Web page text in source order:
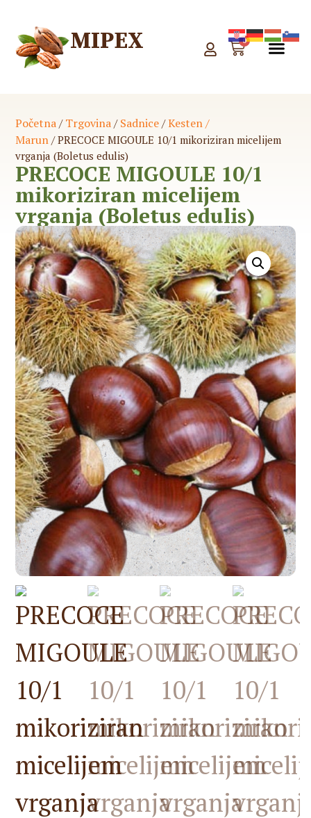
MIPEX 0
Početna / Trgovina / Sadnice /Kesten /
Marun / PRECOCE MIGOULE 10/1 mikoriziran micelijem
vrganja (Boletus edulis)
PRECOCE MIGOULE 10/1
mikoriziran micelijem
vrganja (Boletus edulis)